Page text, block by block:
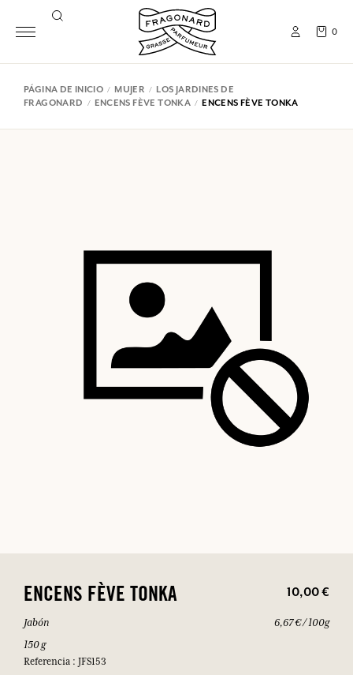
0
PÁGINA DE INICIO MUJER
LOS JARDINES DE
FRAGONARD
ENCENS FÈVE TONKA ENCENS FÈVE TONKA
ENCENS FÈVE TONKA 10,00 €
Jabón
150 g
Referencia : JFS153
6,67 € / 100g